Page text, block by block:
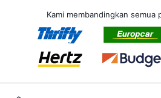
Kami membandingkan semua